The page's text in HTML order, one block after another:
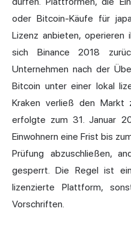
oder Bitcoin-Käufe für
Lizenz anbieten, operieren
sich Binance 2018
Unternehmen nach der
Bitcoin unter einer lokal
Kraken verließ den Markt
erfolgte zum 31. Januar
Einwohnern eine Frist bis
Prüfung abzuschließen,
gesperrt. Die Regel ist
lizenzierte Plattform,
Vorschriften.